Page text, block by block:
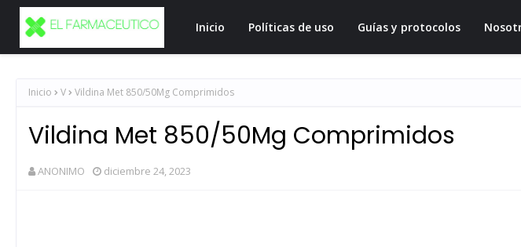
Inicio Políticas de uso Guías y protocolos
Inicio V Vildina Met 850/50Mg Comprimidos
Vildina Met 850/50Mg Comprimidos
ANONIMO diciembre 24, 2023